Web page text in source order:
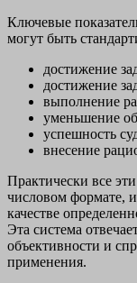
Ключевые
могут быть
достижение
достижение
выполнение
уменьшение
успешность
внесение
Практически все
числовом формате,
качестве
Эта система
объективности и
применения.